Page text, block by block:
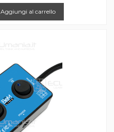
Aggiungi al carrello